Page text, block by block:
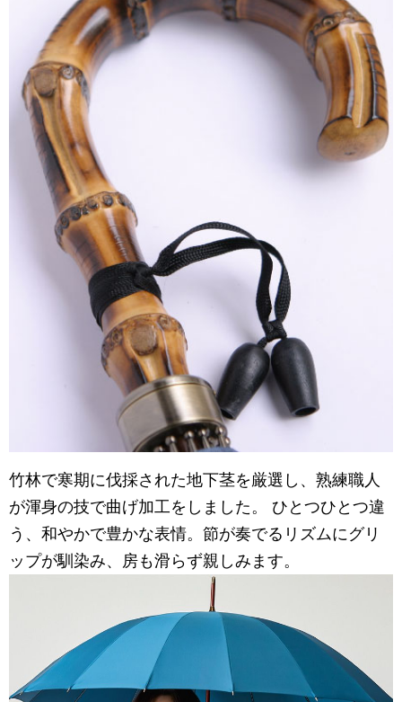
竹林で寒期に伐採された地下茎を厳選し、熟練職人
が渾身の技で曲げ加工をしました。 ひとつひとつ違
う、和やかで豊かな表情。節が奏でるリズムにグリ
ップが馴染み、房も滑らず親しみます。